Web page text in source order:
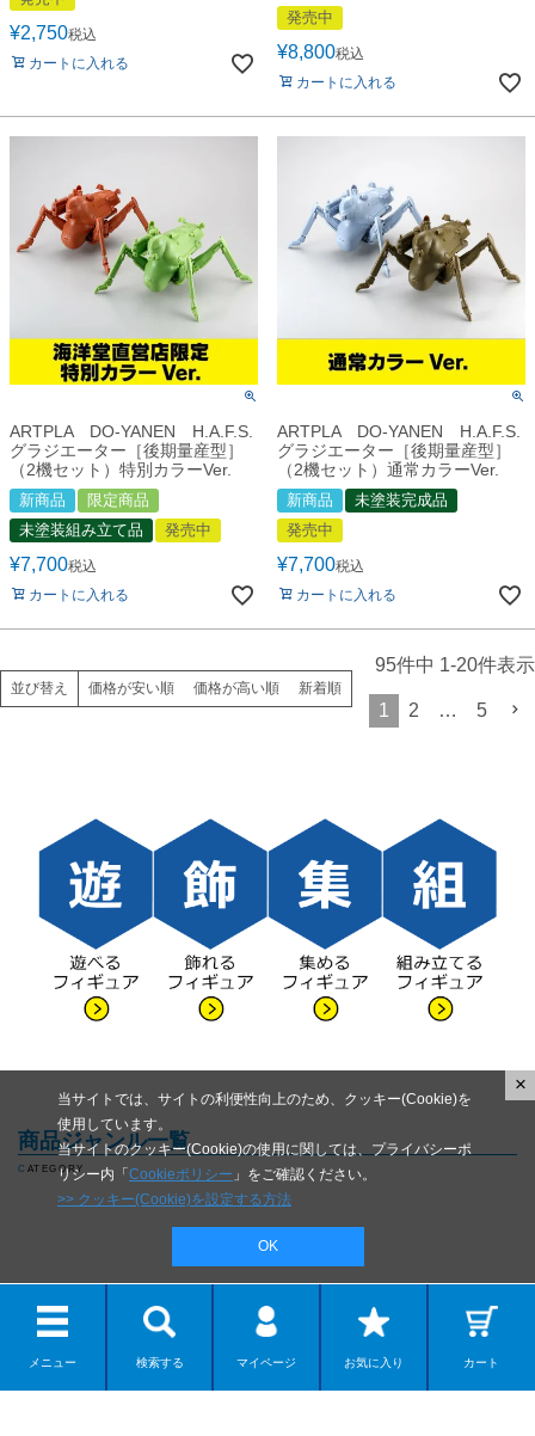
¥2,750税込
カートに入れる
発売中
¥8,800税込
カートに入れる
ARTPLA DO-YANEN H.A.F.S.
グラジエーター［後期量産型］
（2機セット）特別カラーVer.
新商品
限定商品
未塗装組み立て品
発売中
¥7,700税込
カートに入れる
ARTPLA DO-YANEN H.A.F.S.
グラジエーター［後期量産型］
（2機セット）通常カラーVer.
新商品
未塗装完成品
発売中
¥7,700税込
カートに入れる
並び替え 価格が安い順 価格が高い順 新着順
95件中 1-20件表示
1 2 … 5
商品ジャンル一覧
CATEGORY
メニュー 検索する マイページ お気に入り カート
当サイトでは、サイトの利便性向上のため、クッキー(Cookie)を
使用しています。
当サイトのクッキー(Cookie)の使用に関しては、プライバシーポ
リシー内「 Cookieポリシー 」をご確認ください。
>> クッキー(Cookie)を設定する方法
OK
×